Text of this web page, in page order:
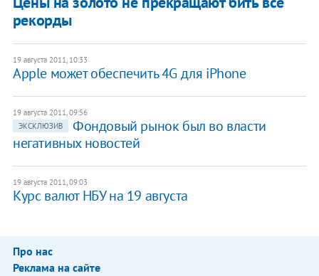
рекорды
19 августа 2011, 10:33
​Apple может обеспечить 4G для iPhone
19 августа 2011, 09:56
ЭКСКЛЮЗИВ
Фондовый рынок был во власти
негативных новостей
19 августа 2011, 09:03
Курс валют НБУ на 19 августа
Про нас
Реклама на сайте